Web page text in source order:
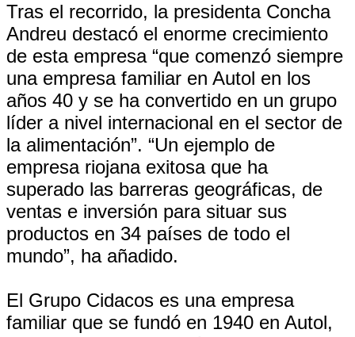
Tras el recorrido, la presidenta Concha
Andreu destacó el enorme crecimiento
de esta empresa “que comenzó siempre
una empresa familiar en Autol en los
años 40 y se ha convertido en un grupo
líder a nivel internacional en el sector de
la alimentación”. “Un ejemplo de
empresa riojana exitosa que ha
superado las barreras geográficas, de
ventas e inversión para situar sus
productos en 34 países de todo el
mundo”, ha añadido.
El Grupo Cidacos es una empresa
familiar que se fundó en 1940 en Autol,